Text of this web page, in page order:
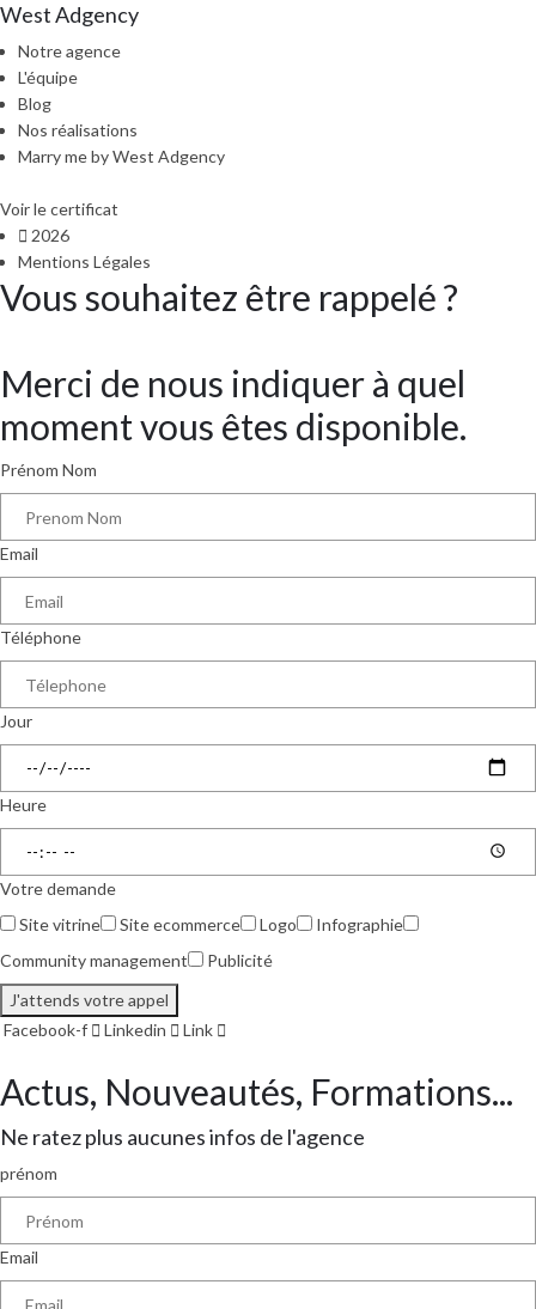
West Adgency
Notre agence
L'équipe
Blog
Nos réalisations
Marry me by West Adgency
Voir le certificat
2026
Mentions Légales
Vous souhaitez être rappelé ?
Merci de nous indiquer à quel
moment vous êtes disponible.
Prénom Nom
Email
Téléphone
Jour
Heure
Votre demande
Site vitrine
Site ecommerce Logo
Infographie
Community management
Publicité
J'attends votre appel
Facebook-f
Linkedin Link
Actus, Nouveautés, Formations...
Ne ratez plus aucunes infos de l'agence
prénom
Email